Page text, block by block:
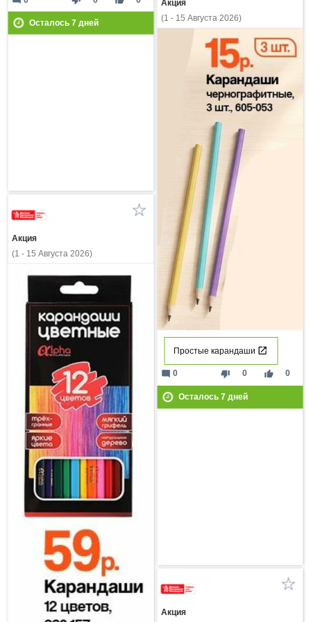
Осталось 7дней
Акция
(1 - 15 Августа 2026)
Простые карандаши
thumb_down 0 thumb_up 0
mode_comment 0
Осталось 7дней
Акция
(1 - 15 Августа 2026)
Акция